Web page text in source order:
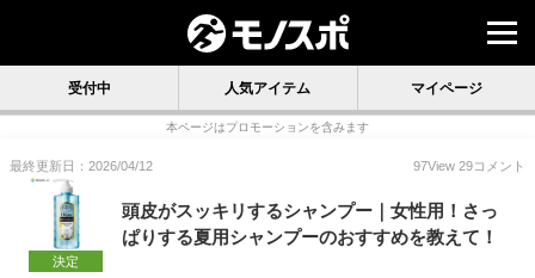
受付中 人気アイテム マイページ
本ページはプロモーションを含みます
最終更新日：2026/04/12 97View 29コメント
決定
頭皮がスッキリするシャンプー｜女性用！さっ
ぱりする夏用シャンプーのおすすめを教えて！